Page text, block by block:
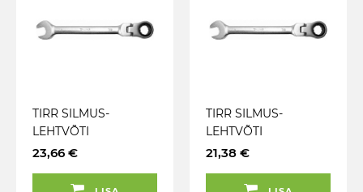
TIRR SILMUS-
LEHTVÕTI
LIIGENDIGA 18MM
23,66 €
TIRR SILMUS-
LEHTVÕTI
LIIGENDIGA 17MM
21,38 €